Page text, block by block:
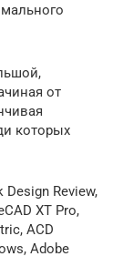
от
которых
Review,
XT Pro,
ACD
Adobe